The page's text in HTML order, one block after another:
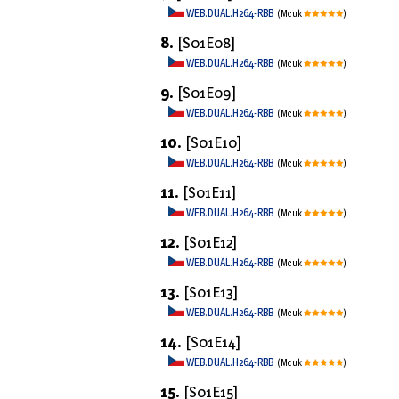
WEB.DUAL.H264-RBB (Mcuk )
8. [S01E08]
WEB.DUAL.H264-RBB (Mcuk )
9. [S01E09]
WEB.DUAL.H264-RBB (Mcuk )
10. [S01E10]
WEB.DUAL.H264-RBB (Mcuk )
11. [S01E11]
WEB.DUAL.H264-RBB (Mcuk )
12. [S01E12]
WEB.DUAL.H264-RBB (Mcuk )
13. [S01E13]
WEB.DUAL.H264-RBB (Mcuk )
14. [S01E14]
WEB.DUAL.H264-RBB (Mcuk )
15. [S01E15]